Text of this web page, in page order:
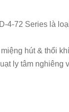
4-72 Series là
hút & thổi
ly tâm